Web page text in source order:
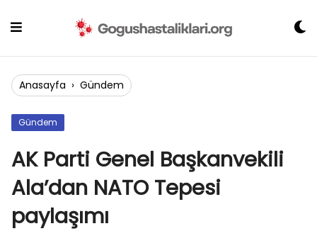
Anasayfa › Gündem
Gündem
AK Parti Genel Başkanvekili
Ala’dan NATO Tepesi
paylaşımı